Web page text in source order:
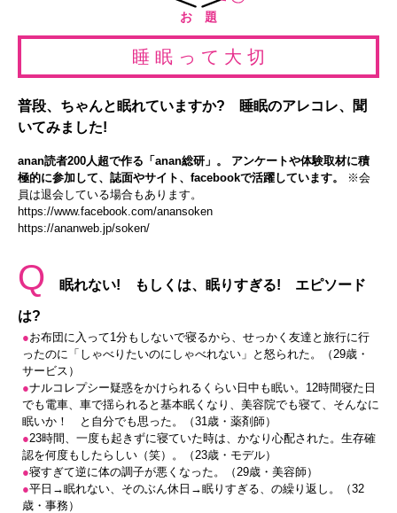
お 題
睡 眠 っ て 大 切
普段、ちゃんと眠れていますか? 睡眠のアレコレ、聞
いてみました!
anan読者200人超で作る「anan総研」。 アンケートや体験取材に積
極的に参加して、誌面やサイト、facebookで活躍しています。
※会
員は退会している場合もあります。
https://www.facebook.com/anansoken
https://ananweb.jp/soken/
Q 眠れない! もしくは、眠りすぎる! エピソード
は?
●お布団に入って1分もしないで寝るから、せっかく友達と旅行に行
ったのに「しゃべりたいのにしゃべれない」と怒られた。（29歳・
サービス）
●ナルコレプシー疑惑をかけられるくらい日中も眠い。12時間寝た日
でも電車、車で揺られると基本眠くなり、美容院でも寝て、そんなに
眠いか！ と自分でも思った。（31歳・薬剤師）
●23時間、一度も起きずに寝ていた時は、かなり心配された。生存確
認を何度もしたらしい（笑）。（23歳・モデル）
●寝すぎて逆に体の調子が悪くなった。（29歳・美容師）
●平日→眠れない、そのぶん休日→眠りすぎる、の繰り返し。（32
歳・事務）